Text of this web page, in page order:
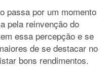
passa por um momento
pela reinvenção do
essa percepção e se
de se destacar no
bons rendimentos.